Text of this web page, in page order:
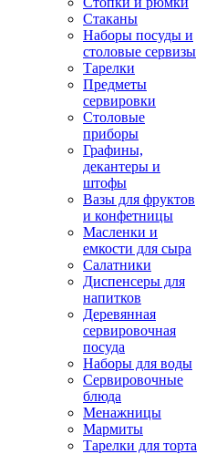
Стаканы
Наборы посуды и
столовые сервизы
Тарелки
Предметы
сервировки
Столовые
приборы
Графины,
декантеры и
штофы
Вазы для фруктов
и конфетницы
Масленки и
емкости для сыра
Салатники
Диспенсеры для
напитков
Деревянная
сервировочная
посуда
Наборы для воды
Сервировочные
блюда
Менажницы
Мармиты
Тарелки для торта